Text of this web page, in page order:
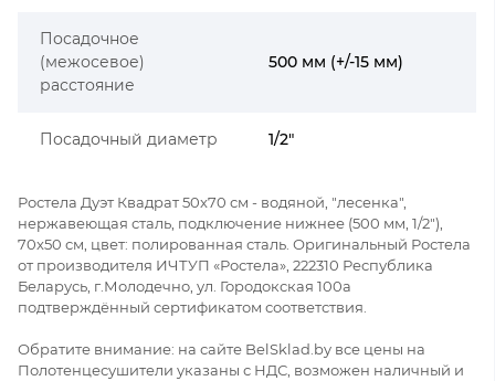
Посадочное
(межосевое)
расстояние
500 мм (+/-15 мм)
Посадочный диаметр 1/2"
Ростела Дуэт Квадрат 50x70 см - водяной, "лесенка",
нержавеющая сталь, подключение нижнее (500 мм, 1/2"),
70x50 см, цвет: полированная сталь. Оригинальный Ростела
от производителя ИЧТУП «Ростела», 222310 Республика
Беларусь, г.Молодечно, ул. Городокская 100а
подтверждённый сертификатом соответствия.
Обратите внимание: на сайте BelSklad.by все цены на
Полотенцесушители указаны с НДС, возможен наличный и